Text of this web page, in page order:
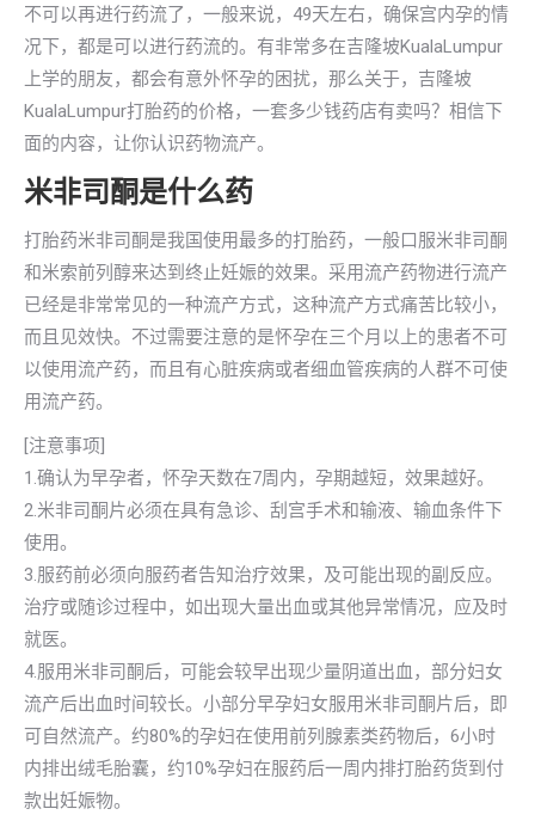
不可以再进行药流了，一般来说，49天左右，确保宫内孕的情
况下，都是可以进行药流的。有非常多在吉隆坡KualaLumpur
上学的朋友，都会有意外怀孕的困扰，那么关于，吉隆坡
KualaLumpur打胎药的价格，一套多少钱药店有卖吗？相信下
面的内容，让你认识药物流产。
米非司酮是什么药
打胎药米非司酮是我国使用最多的打胎药，一般口服米非司酮
和米索前列醇来达到终止妊娠的效果。采用流产药物进行流产
已经是非常常见的一种流产方式，这种流产方式痛苦比较小，
而且见效快。不过需要注意的是怀孕在三个月以上的患者不可
以使用流产药，而且有心脏疾病或者细血管疾病的人群不可使
用流产药。
[注意事项]
1.确认为早孕者，怀孕天数在7周内，孕期越短，效果越好。
2.米非司酮片必须在具有急诊、刮宫手术和输液、输血条件下
使用。
3.服药前必须向服药者告知治疗效果，及可能出现的副反应。
治疗或随诊过程中，如出现大量出血或其他异常情况，应及时
就医。
4.服用米非司酮后，可能会较早出现少量阴道出血，部分妇女
流产后出血时间较长。小部分早孕妇女服用米非司酮片后，即
可自然流产。约80%的孕妇在使用前列腺素类药物后，6小时
内排出绒毛胎囊，约10%孕妇在服药后一周内排打胎药货到付
款出妊娠物。